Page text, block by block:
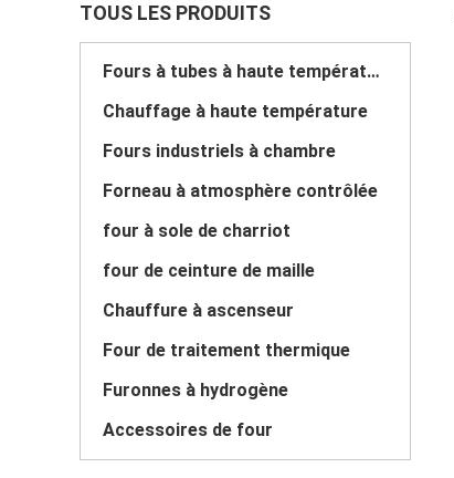
TOUS LES PRODUITS
Fours à tubes à haute température
Chauffage à haute température
Fours industriels à chambre
Forneau à atmosphère contrôlée
four à sole de charriot
four de ceinture de maille
Chauffure à ascenseur
Four de traitement thermique
Furonnes à hydrogène
Accessoires de four